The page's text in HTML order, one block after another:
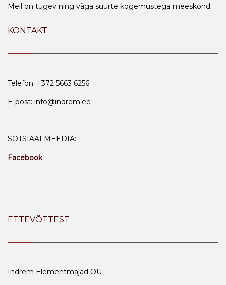
Meil on tugev ning väga suurte kogemustega meeskond.
KONTAKT
Telefon: +372 5663 6256
E-post: info@indrem.ee
SOTSIAALMEEDIA:
Facebook
ETTEVÕTTEST
Indrem Elementmajad OÜ